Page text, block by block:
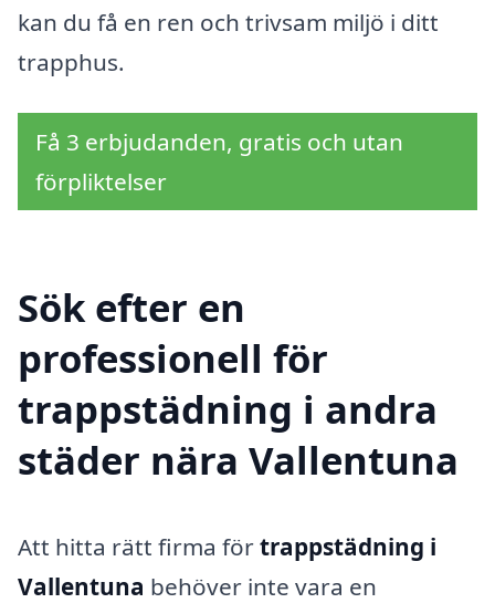
kan du få en ren och trivsam miljö i ditt
trapphus.
Få 3 erbjudanden, gratis och utan
förpliktelser
Sök efter en
professionell för
trappstädning i andra
städer nära Vallentuna
Att hitta rätt firma förtrappstädning i
Vallentuna behöver inte vara en